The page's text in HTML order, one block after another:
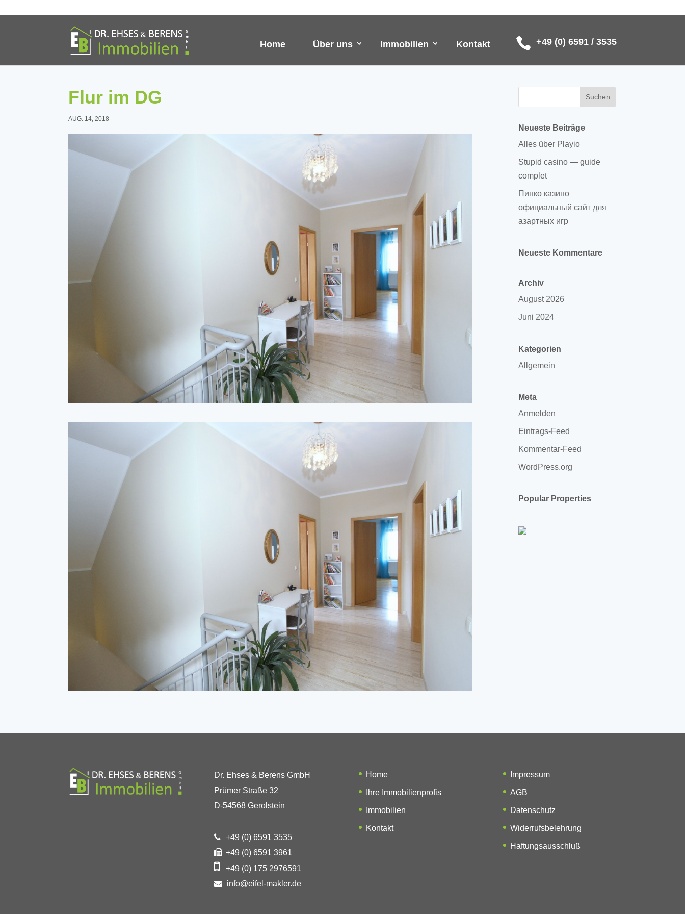
+49 (0) 6591 / 3535
Home Über uns Immobilien Kontakt
Flur im DG
AUG. 14, 2018
Neueste Beiträge
Alles über Playio
Stupid casino — guide
complet
Пинко казино
официальный сайт для
азартных игр
Neueste Kommentare
Archiv
August 2026
Juni 2024
Kategorien
Allgemein
Meta
Anmelden
Eintrags-Feed
Kommentar-Feed
WordPress.org
Popular Properties
Dr. Ehses & Berens GmbH
Prümer Straße 32
D-54568 Gerolstein
+49 (0) 6591 3535
+49 (0) 6591 3961
+49 (0) 175 2976591
info@eifel-makler.de
Home
Ihre Immobilienprofis
Immobilien
Kontakt
Impressum
AGB
Datenschutz
Widerrufsbelehrung
Haftungsausschluß